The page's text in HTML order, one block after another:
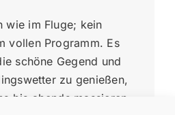
wie im Fluge; kein
vollen Programm. Es
schöne Gegend und
zu genießen,
bis abends massieren,